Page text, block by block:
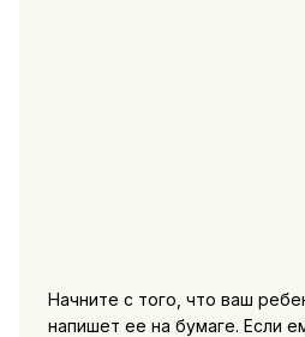
Начните с того, что ваш
напишет ее на бумаге. Если